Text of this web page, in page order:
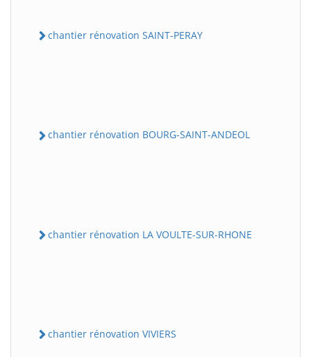
chantier rénovation SAINT-PERAY
chantier rénovation BOURG-SAINT-ANDEOL
chantier rénovation LA VOULTE-SUR-RHONE
chantier rénovation VIVIERS